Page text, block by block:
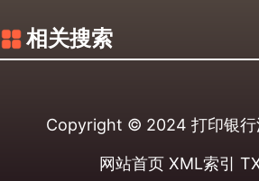
相关搜索
Copyright © 2024 打印银
网站首页 XML索引